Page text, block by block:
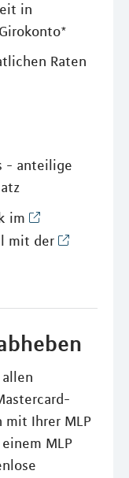
in
Raten
- anteilige
im
mit der
mit Ihrer MLP
MLP